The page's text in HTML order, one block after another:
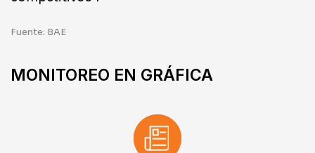
Fuente: BAE
MONITOREO EN GRÁFICA